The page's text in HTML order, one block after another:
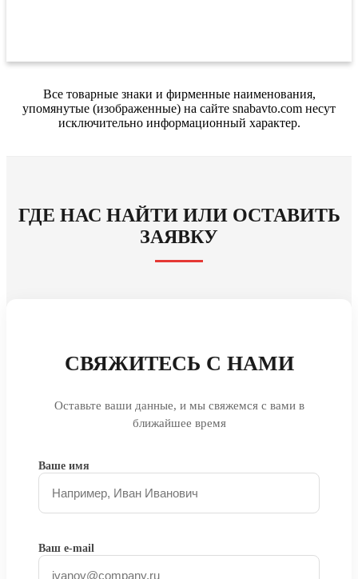
Все товарные знаки и фирменные наименования,
упомянутые (изображенные) на сайте snabavto.com несут
исключительно информационный характер.
ГДЕ НАС НАЙТИ ИЛИ ОСТАВИТЬ
ЗАЯВКУ
СВЯЖИТЕСЬ С НАМИ
Оставьте ваши данные, и мы свяжемся с вами в
ближайшее время
Ваше имя
Ваш e-mail